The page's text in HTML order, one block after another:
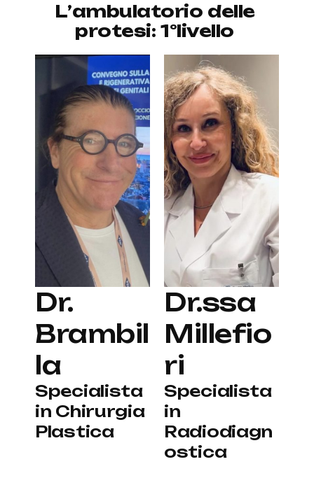
L’ambulatorio delle
protesi: 1°livello
Dr.
Brambil
la
Specialista
in Chirurgia
Plastica
Dr.ssa
Millefio
ri
Specialista
in
Radiodiagn
ostica